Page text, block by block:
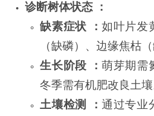
诊断树体状态 ：
缺素症状 ：如叶片发
（缺磷）、边缘焦枯
生长阶段 ：萌芽期需
冬季需有机肥改良土壤
土壤检测 ：通过专业